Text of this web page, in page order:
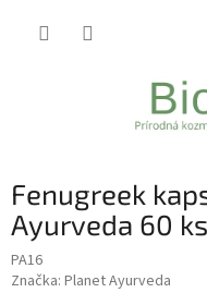
Fenugreek
Ayurveda 60 ks
PA16
Značka: Planet Ayurveda